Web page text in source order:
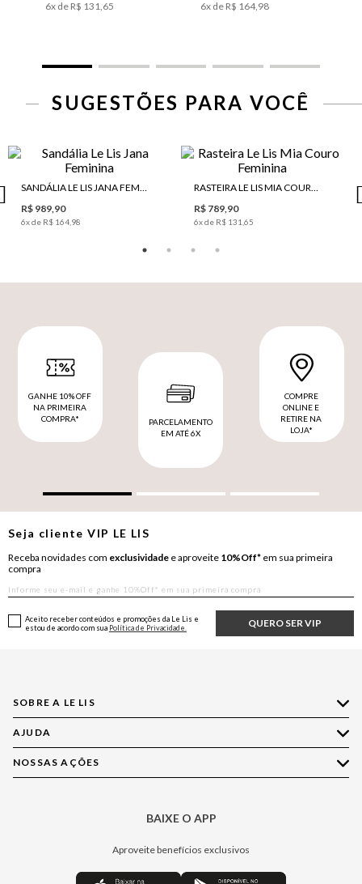
6x de R$ 131,65
6x de R$ 164,98
SUGESTÕES PARA VOCÊ
SANDÁLIA LE LIS JANA FEMININA
R$ 989,90
6x de R$ 164,98
RASTEIRA LE LIS MIA COURO FEMININA
R$ 789,90
6x de R$ 131,65
GANHE 10% OFF
NA PRIMEIRA
COMPRA*
PARCELAMENTO
EM ATÉ 6X
COMPRE
ONLINE E
RETIRE NA
LOJA*
Seja clienteVIP LE LIS
Receba novidades com exclusividade e aproveite 10%Off* em sua primeira
compra
QUERO SER VIP
Aceito receber conteúdos e promoções da Le Lis e
estou de acordo com sua Política de Privacidade.
SOBRE A LE LIS
Quem Somos
Nossas Lojas
Política de Privacidade
AJUDA
Compre pelo WhatsApp
Central de Relacionamento
NOSSAS AÇÕES
BAIXE O APP
Aproveite benefícios exclusivos